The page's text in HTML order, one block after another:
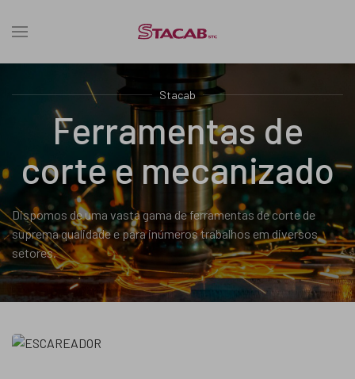
Stacab
Ferramentas de
corte e mecanizado
Dispomos de uma vasta gama de ferramentas de corte de
suprema qualidade e para inúmeros trabalhos em diversos
setores.